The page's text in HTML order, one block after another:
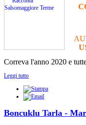
Correva l'anno 2020 e
Leggi tutto
Boncuklu Tarla -